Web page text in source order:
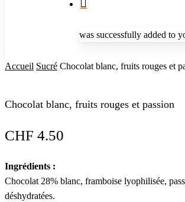
was successfully added to
Accueil Sucré Chocolat blanc, fruits rouges et
Chocolat blanc, fruits rouges et passion
CHF 4.50
Ingrédients :
Chocolat 28% blanc, framboise lyophilisée,
déshydratées.